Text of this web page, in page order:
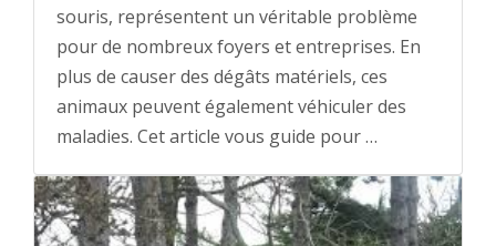
souris, représentent un véritable problème
pour de nombreux foyers et entreprises. En
plus de causer des dégâts matériels, ces
animaux peuvent également véhiculer des
maladies. Cet article vous guide pour …